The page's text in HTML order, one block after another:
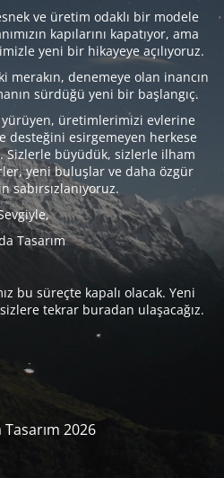
ve üretim odaklı bir modele
kapılarını kapatıyor, ama
yeni bir hikayeye açılıyoruz.
merakın, denemeye olan inancın
sürdüğü yeni bir başlangıç.
yürüyen, üretimlerimizi evlerine
desteğini esirgemeyen herkese
Sizlerle büyüdük, sizlerle ilham
yeni buluşlar ve daha özgür
sabırsızlanıyoruz.
Tasarım
bu süreçte kapalı olacak. Yeni
sizlere tekrar buradan ulaşacağız.
2026